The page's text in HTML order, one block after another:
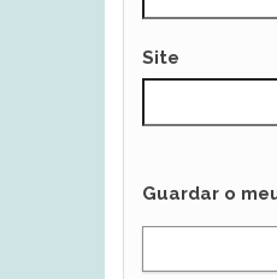
Site
Guardar o